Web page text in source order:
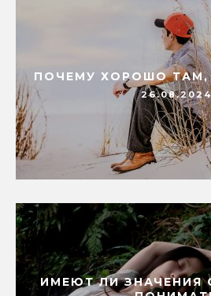
ПОЧЕМУ ХОРОШО ТАМ,
26.08.2024
ИМЕЮТ ЛИ ЗНАЧЕНИЯ